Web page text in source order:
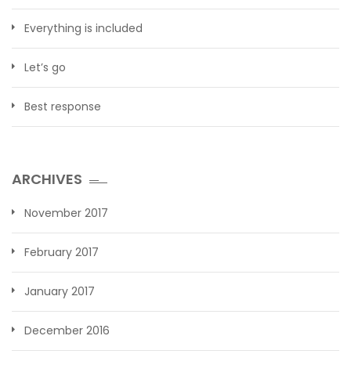
Everything is included
Let’s go
Best response
ARCHIVES
November 2017
February 2017
January 2017
December 2016